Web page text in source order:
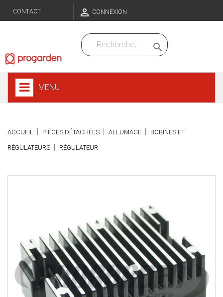
CONTACT  CONNEXION

MENU
ACCUEIL PIÈCES DÉTACHÉES ALLUMAGE BOBINES ET
RÉGULATEURS RÉGULATEUR